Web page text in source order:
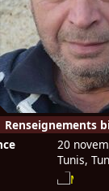
Renseignements
20
Tunis,